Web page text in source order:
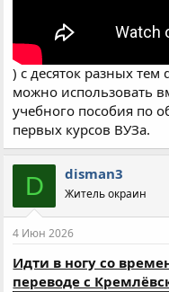
) с десяток разных тем
можно использовать
учебного пособия по
первых курсов ВУЗа.
D disman3
Житель окраин
4 Июн 2026
Идти в ногу со
переводе с